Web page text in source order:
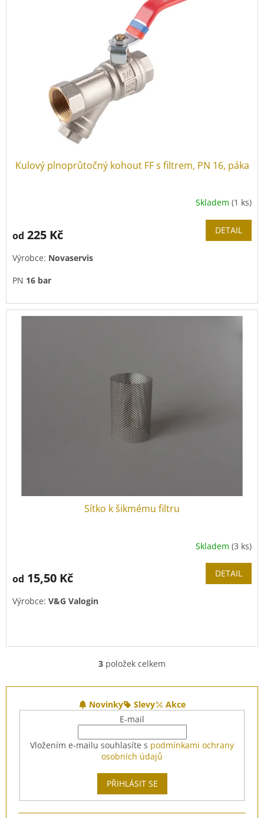
Kulový plnoprůtočný kohout FF s filtrem, PN 16, páka
Skladem (1 ks)
od 225 Kč DETAIL
Výrobce: Novaservis
PN 16 bar
Sítko k šikmému filtru
Skladem (3 ks)
od 15,50 Kč DETAIL
Výrobce: V&G Valogin
O
l
á
d
a
c
í
p
v
k
y
v
3 položek celkem
Novinky Slevy
Akce
E-mail
Vložením e-mailu souhlasíte s podmínkami ochrany
osobních údajů
PŘIHLÁSIT SE